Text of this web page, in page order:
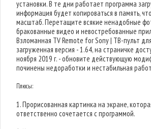
установки. В те дни работает программа
информация будет копироваться в память,
масштаб. Перетащите всякие ненадобные
бракованные видео и невостребованные
Взломанная TV Remote for Sony | ТВ-пульт
загруженная версия - 1.64, на страничке
ноября 2019 г. - обновите действующую
починены недоработки и нестабильная
Плюсы:
1. Прорисованная картинка на экране,
ответственно сочетается с программой.